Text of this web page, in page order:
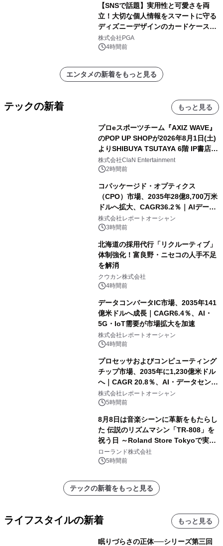
【SNSで話題】実用性と可愛さを両
立！大切な個人情報をスマートに守る
ディズニーデザインのカードケースを
株式会社PGAが8月7日発売
株式会社PGA
4時間前
エンタメの新着をもっと見る
テックの新着 もっと見る
プロeスポーツチーム『AXIZ WAVE』
のPOP UP SHOPが2026年8月1日(土)
よりSHIBUYA TSUTAYA 6階 IP書店で
開催決定！！
株式会社ClaN Entertainment
2時間前
コパッケージド・オプティクス
（CPO）市場、2035年28億8,700万米
ドルへ拡大、CAGR36.2％｜AIデータ
センター・高速光通信需要が成長を加
速
株式会社レポートオーシャン
3時間前
北海道の採用代行「リクルーティブ」
体制強化！富良野・ニセコの人手不足
を解消
クウカン株式会社
4時間前
データコンバータIC市場、2035年141
億米ドルへ成長｜CAGR6.4％、AI・
5G・IoT需要が市場拡大を加速
株式会社レポートオーシャン
4時間前
プロセッサおよびコンピューティング
チップ市場、2035年に1,230億米ドル
へ｜CAGR 20.8％、AI・データセンタ
ー需要が成長を牽引
株式会社レポートオーシャン
5時間前
8月8日は音楽シーンに革新をもたらし
た 伝説のリズムマシン「TR-808」を
祝う日 ～Roland Store Tokyoで実機
を展示しての 記念キャンペーンを開
催 英国ラジオ「NTS」の 特別プログ
アーティストを フィーチャーしたアニ
メーションを公開～
ローランド株式会社
5時間前
テックの新着をもっと見る
ライフスタイルの新着 もっと見る
眠りづらさの正体──シリーズ第三回